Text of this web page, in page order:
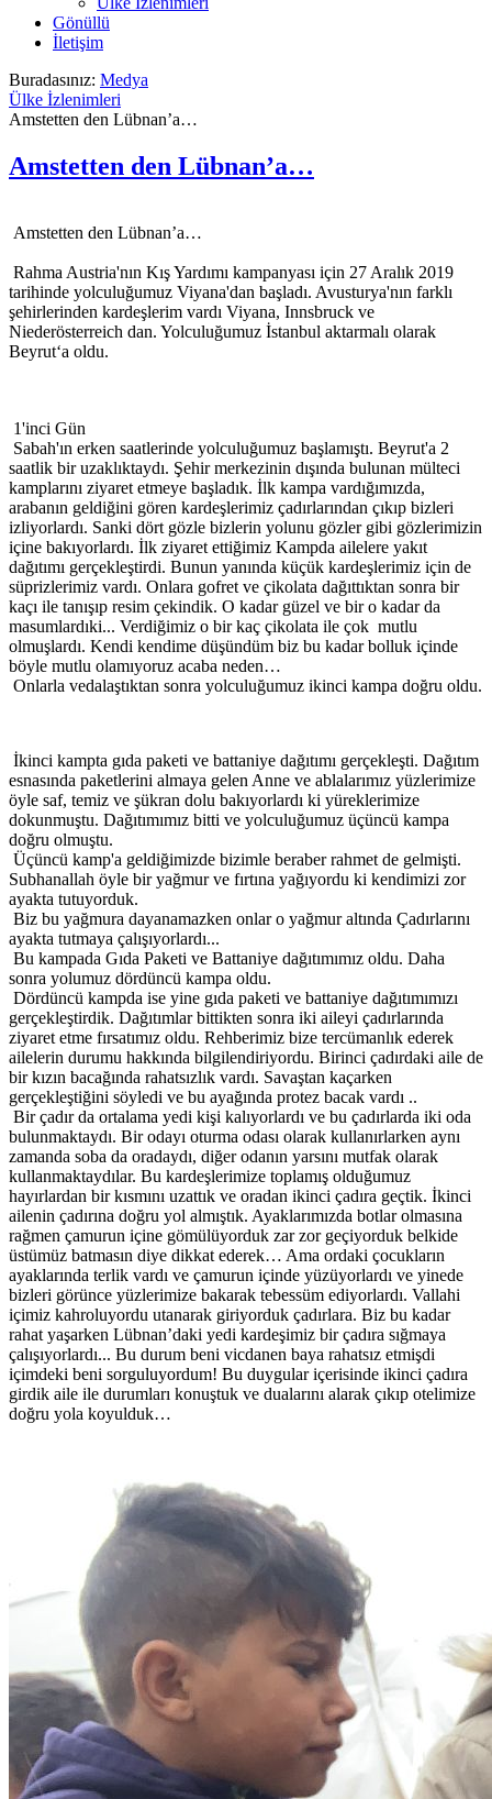
Gönüllü
İletişim
Buradasınız: Medya
Ülke İzlenimleri
Amstetten den Lübnan’a…
Amstetten den Lübnan’a…
Amstetten den Lübnan’a…
Rahma Austria'nın Kış Yardımı kampanyası için 27 Aralık 2019
tarihinde yolculuğumuz Viyana'dan başladı. Avusturya'nın farklı
şehirlerinden kardeşlerim vardı Viyana, Innsbruck ve
Niederösterreich dan. Yolculuğumuz İstanbul aktarmalı olarak
Beyrut‘a oldu.
1'inci Gün
Sabah'ın erken saatlerinde yolculuğumuz başlamıştı. Beyrut'a 2
saatlik bir uzaklıktaydı. Şehir merkezinin dışında bulunan mülteci
kamplarını ziyaret etmeye başladık. İlk kampa vardığımızda,
arabanın geldiğini gören kardeşlerimiz çadırlarından çıkıp bizleri
izliyorlardı. Sanki dört gözle bizlerin yolunu gözler gibi gözlerimizin
içine bakıyorlardı. İlk ziyaret ettiğimiz Kampda ailelere yakıt
dağıtımı gerçekleştirdi. Bunun yanında küçük kardeşlerimiz için de
süprizlerimiz vardı. Onlara gofret ve çikolata dağıttıktan sonra bir
kaçı ile tanışıp resim çekindik. O kadar güzel ve bir o kadar da
masumlardıki... Verdiğimiz o bir kaç çikolata ile çok mutlu
olmuşlardı. Kendi kendime düşündüm biz bu kadar bolluk içinde
böyle mutlu olamıyoruz acaba neden…
Onlarla vedalaştıktan sonra yolculuğumuz ikinci kampa doğru oldu.
İkinci kampta gıda paketi ve battaniye dağıtımı gerçekleşti. Dağıtım
esnasında paketlerini almaya gelen Anne ve ablalarımız yüzlerimize
öyle saf, temiz ve şükran dolu bakıyorlardı ki yüreklerimize
dokunmuştu. Dağıtımımız bitti ve yolculuğumuz üçüncü kampa
doğru olmuştu.
Üçüncü kamp'a geldiğimizde bizimle beraber rahmet de gelmişti.
Subhanallah öyle bir yağmur ve fırtına yağıyordu ki kendimizi zor
ayakta tutuyorduk.
Biz bu yağmura dayanamazken onlar o yağmur altında Çadırlarını
ayakta tutmaya çalışıyorlardı...
Bu kampada Gıda Paketi ve Battaniye dağıtımımız oldu. Daha
sonra yolumuz dördüncü kampa oldu.
Dördüncü kampda ise yine gıda paketi ve battaniye dağıtımımızı
gerçekleştirdik. Dağıtımlar bittikten sonra iki aileyi çadırlarında
ziyaret etme fırsatımız oldu. Rehberimiz bize tercümanlık ederek
ailelerin durumu hakkında bilgilendiriyordu. Birinci çadırdaki aile de
bir kızın bacağında rahatsızlık vardı. Savaştan kaçarken
gerçekleştiğini söyledi ve bu ayağında protez bacak vardı ..
Bir çadır da ortalama yedi kişi kalıyorlardı ve bu çadırlarda iki oda
bulunmaktaydı. Bir odayı oturma odası olarak kullanırlarken aynı
zamanda soba da oradaydı, diğer odanın yarsını mutfak olarak
kullanmaktaydılar. Bu kardeşlerimize toplamış olduğumuz
hayırlardan bir kısmını uzattık ve oradan ikinci çadıra geçtik. İkinci
ailenin çadırına doğru yol almıştık. Ayaklarımızda botlar olmasına
rağmen çamurun içine gömülüyorduk zar zor geçiyorduk belkide
üstümüz batmasın diye dikkat ederek… Ama ordaki çocukların
ayaklarında terlik vardı ve çamurun içinde yüzüyorlardı ve yinede
bizleri görünce yüzlerimize bakarak tebessüm ediyorlardı. Vallahi
içimiz kahroluyordu utanarak giriyorduk çadırlara. Biz bu kadar
rahat yaşarken Lübnan’daki yedi kardeşimiz bir çadıra sığmaya
çalışıyorlardı... Bu durum beni vicdanen baya rahatsız etmişdi
içimdeki beni sorguluyordum! Bu duygular içerisinde ikinci çadıra
girdik aile ile durumları konuştuk ve dualarını alarak çıkıp otelimize
doğru yola koyulduk…